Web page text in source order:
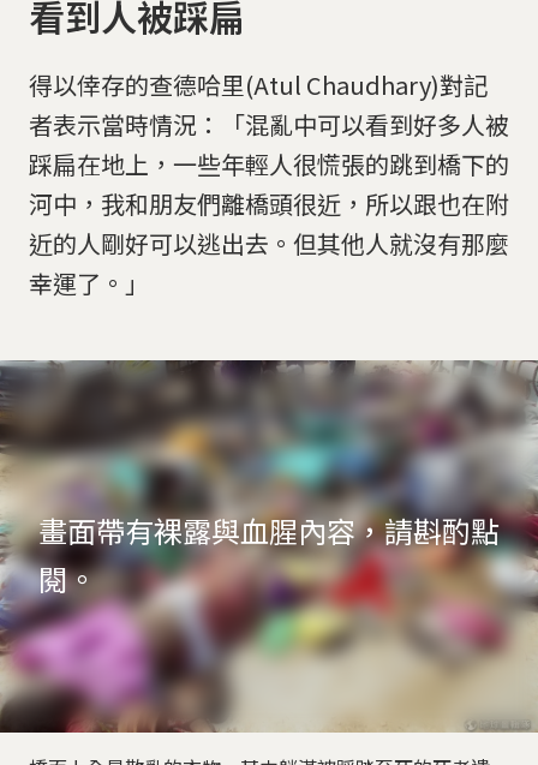
看到人被踩扁
得以倖存的查德哈里(Atul Chaudhary)對記
者表示當時情況：「混亂中可以看到好多人被
踩扁在地上，一些年輕人很慌張的跳到橋下的
河中，我和朋友們離橋頭很近，所以跟也在附
近的人剛好可以逃出去。但其他人就沒有那麼
幸運了。」
畫面帶有裸露與血腥內容，請斟酌點
閱。